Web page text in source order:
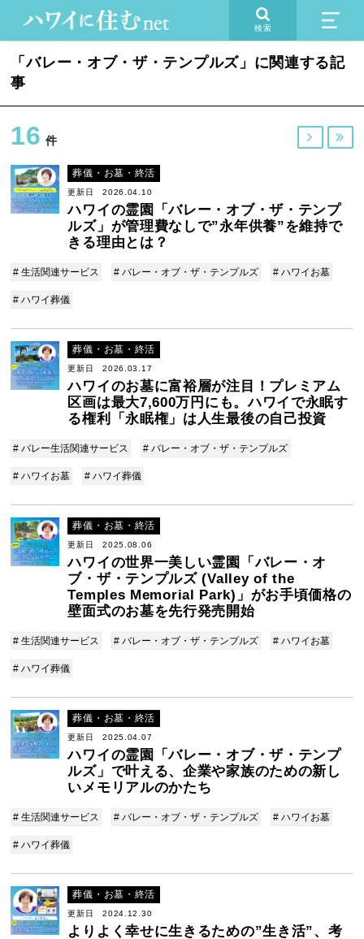
検索
「バレー・オブ・ザ・テンプルズ」に関連する記
事
16 件  
葬儀・お墓・終活
更新日 2026.04.10
ハワイの霊園「バレー・オブ・ザ・テンプ
ルズ」が管理費なしで”永年供養”を維持で
きる理由とは？
# 生活関連サービス # バレー・オブ・ザ・テンプルズ # ハワイお墓
# ハワイ葬儀
葬儀・お墓・終活
更新日 2026.03.17
ハワイのお墓に富裕層が注目！プレミアム
区画は最大7,600万円にも。ハワイで永眠す
る権利「永眠権」は人生最後の自己投資
# バレー生活関連サービス # バレー・オブ・ザ・テンプルズ
# ハワイお墓 # ハワイ葬儀
葬儀・お墓・終活
更新日 2025.08.06
ハワイの世界一美しい霊園「バレー・オ
ブ・ザ・テンプルズ (Valley of the
Temples Memorial Park)」がお手頃価格の
壁面式のお墓を先行発売開始
# 生活関連サービス # バレー・オブ・ザ・テンプルズ # ハワイお墓
# ハワイ葬儀
葬儀・お墓・終活
更新日 2025.04.07
ハワイの霊園「バレー・オブ・ザ・テンプ
ルズ」で叶える、企業や家族のための新し
いメモリアルのかたち
# 生活関連サービス # バレー・オブ・ザ・テンプルズ # ハワイお墓
# ハワイ葬儀
葬儀・お墓・終活
更新日 2024.12.30
よりよく幸せに生きるための”生き活”、考